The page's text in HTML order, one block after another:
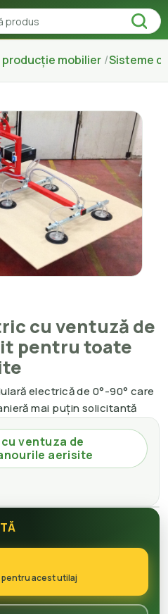
mobilier Sisteme
cu ventuză de
pentru toate
electrică de 0°-90° care
mai puțin solicitantă
ventuza de
aerisite
acest utilaj